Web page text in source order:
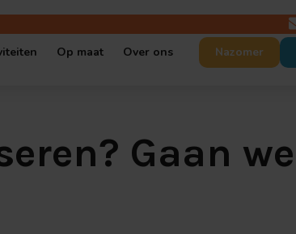
Op maat
Serious game op maat
Over ons
Vacatures
Nazomer
Gaan we